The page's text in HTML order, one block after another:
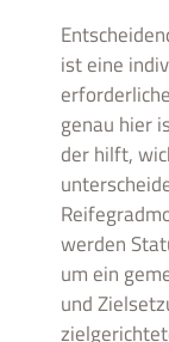
ist eine
genau hier
der hilft,
werden
um ein
und